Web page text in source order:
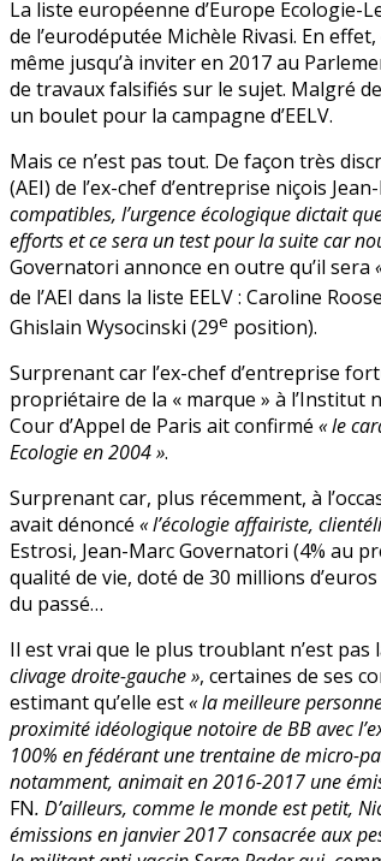
boulet
de
Yannick
Jadot
?
La liste européenne d’Europe Ecologie-
de l’eurodéputée Michèle Rivasi. En
même jusqu’à inviter en 2017 au
de travaux falsifiés sur le sujet. Malgré
un boulet pour la campagne d’EELV.
Mais ce n’est pas tout. De façon très
(AEI) de l’ex-chef d’entreprise niçois
compatibles, l’urgence écologique dictait
efforts et ce sera un test pour la suite car
Governatori annonce en outre qu’il sera
de l’AEI dans la liste EELV : Caroline
Ghislain Wysocinski (29e position).
Surprenant car l’ex-chef d’entreprise
propriétaire de la « marque » à l’Institut
Cour d’Appel de Paris ait confirmé « le
Ecologie en 2004 ».
Surprenant car, plus récemment, à
avait dénoncé « l’écologie affairiste,
Estrosi, Jean-Marc Governatori (4% au
qualité de vie, doté de 30 millions
du passé…
Il est vrai que le plus troublant n’est
clivage droite-gauche », certaines de ses
estimant qu’elle est« la meilleure
proximité idéologique notoire de BB avec
100% en fédérant une trentaine de micro-
notamment, animait en 2016-2017 une
FN. D’ailleurs, comme le monde est petit,
émissions en janvier 2017 consacrée aux